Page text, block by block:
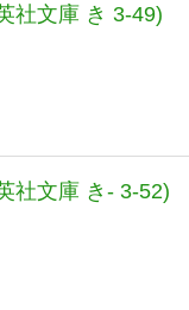
社文庫 き 3-49)
社文庫 き- 3-52)